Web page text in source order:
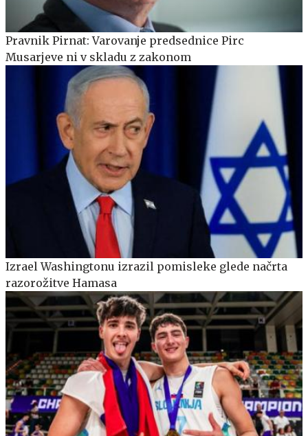
Pravnik Pirnat: Varovanje predsednice Pirc
Musarjeve ni v skladu z zakonom
Izrael Washingtonu izrazil pomisleke glede načrta
razorožitve Hamasa